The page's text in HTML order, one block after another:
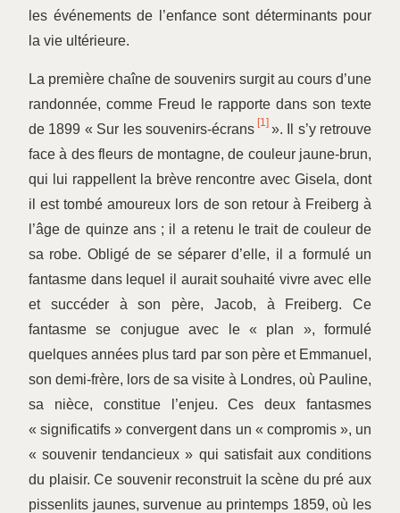
les événements de l’enfance sont déterminants pour
la vie ultérieure.
La première chaîne de souvenirs surgit au cours d’une
randonnée, comme Freud le rapporte dans son texte
de 1899 « Sur les souvenirs-écrans [1] ». Il s’y retrouve
face à des fleurs de montagne, de couleur jaune-brun,
qui lui rappellent la brève rencontre avec Gisela, dont
il est tombé amoureux lors de son retour à Freiberg à
l’âge de quinze ans ; il a retenu le trait de couleur de
sa robe. Obligé de se séparer d’elle, il a formulé un
fantasme dans lequel il aurait souhaité vivre avec elle
et succéder à son père, Jacob, à Freiberg. Ce
fantasme se conjugue avec le « plan », formulé
quelques années plus tard par son père et Emmanuel,
son demi-frère, lors de sa visite à Londres, où Pauline,
sa nièce, constitue l’enjeu. Ces deux fantasmes
« significatifs » convergent dans un « compromis », un
« souvenir tendancieux » qui satisfait aux conditions
du plaisir. Ce souvenir reconstruit la scène du pré aux
pissenlits jaunes, survenue au printemps 1859, où les